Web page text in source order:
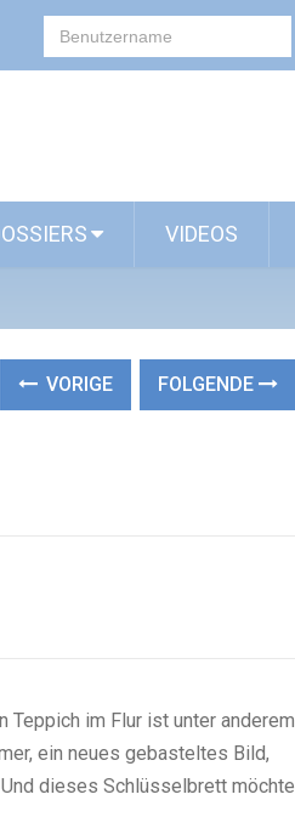
VIDEOS
VORIGE FOLGENDE
im Flur ist unter anderem
ein neues gebasteltes Bild,
dieses Schlüsselbrett möchte